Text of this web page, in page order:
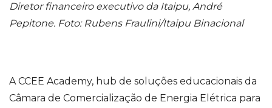
Diretor financeiro executivo da Itaipu, André
Pepitone. Foto: Rubens Fraulini/Itaipu Binacional
A CCEE Academy, hub de soluções educacionais da
Câmara de Comercialização de Energia Elétrica para